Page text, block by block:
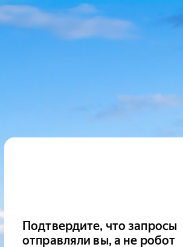
Подтвердите, что запросы
отправляли вы, а не робот